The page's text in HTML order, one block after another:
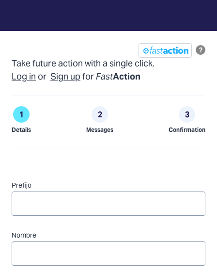
?
Take future action with a single click.
Log inor Sign upforFastAction
Details Messages Confirmation
Prefijo
Nombre